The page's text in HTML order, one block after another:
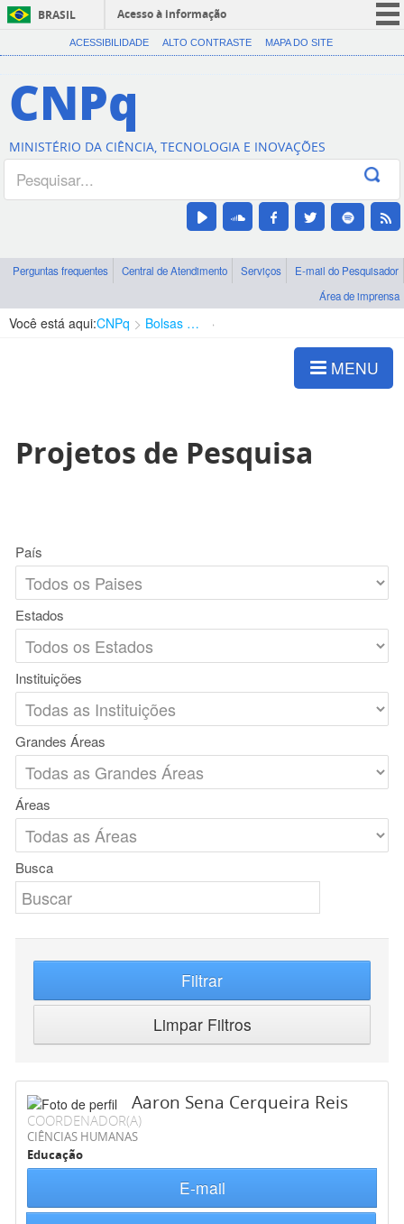
BRASIL
Acesso à informação
CORONAVÍRUS (COVID-19)
Canais
ACESSIBILIDADE ALTO CONTRASTE MAPA DO SITE
CNPq
MINISTÉRIO DA CIÊNCIA, TECNOLOGIA E INOVAÇÕES
Perguntas frequentes Central de Atendimento Serviços
E-mail do Pesquisador
Área de imprensa
Você está aqui:CNPq Bolsas e Auxílios Vigentes
MENU
Projetos de Pesquisa
País
Estados
Instituições
Grandes Áreas
Áreas
Busca
Filtrar
Limpar Filtros
Aaron Sena Cerqueira Reis
COORDENADOR(A)
CIÊNCIAS HUMANAS
Educação
E-mail